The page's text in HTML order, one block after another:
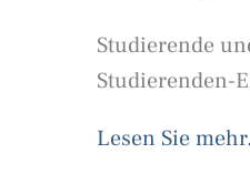
Studierende
Studierenden-
Lesen Sie mehr.